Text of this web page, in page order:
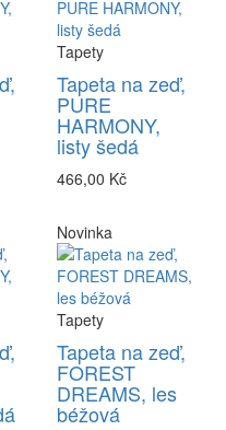
Tapety
Tapeta na zeď,
PURE
HARMONY,
listy šedá
466,00 Kč
Novinka
Tapety
Tapeta na zeď,
FOREST
DREAMS, les
béžová